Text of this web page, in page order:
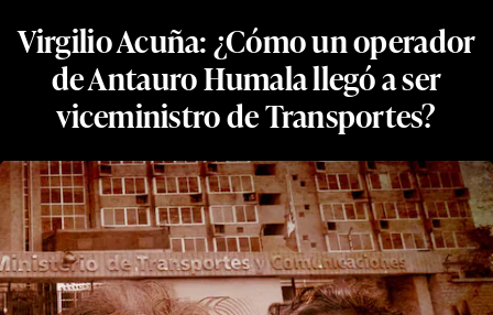
Virgilio Acuña: ¿Cómo un operador
de Antauro Humala llegó a ser
viceministro de Transportes?